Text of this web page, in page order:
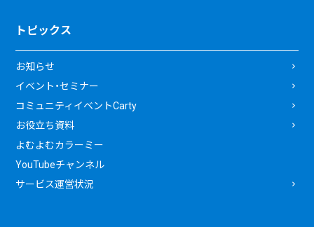
トピックス
お知らせ
イベント・セミナー
コミュニティイベントCarty
お役立ち資料
よむよむカラーミー
YouTubeチャンネル
サービス運営状況